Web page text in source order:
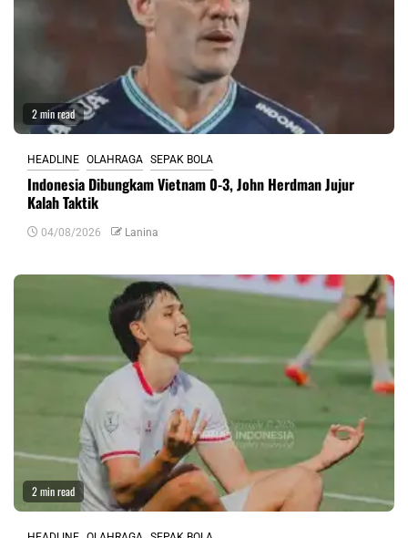
2 min read
HEADLINE OLAHRAGA SEPAK BOLA
Indonesia Dibungkam Vietnam 0-3, John Herdman Jujur
Kalah Taktik
04/08/2026 Lanina
2 min read